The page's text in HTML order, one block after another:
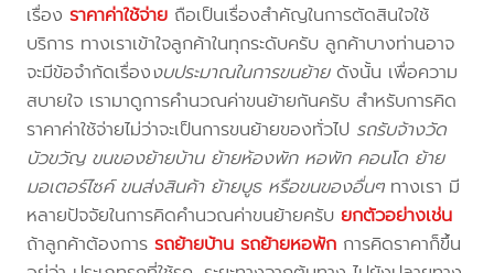
เรื่องราคาค่าใช้จ่าย ถือเป็นเรื่องสำคัญในการตัดสินใจใช้
บริการ ทางเราเข้าใจลูกค้าในทุกระดับครับ ลูกค้าบางท่านอาจ
จะมีข้อจำกัดเรื่องงบประมาณในการขนย้ายดังนั้น เพื่อความ
สบายใจ เรามาดูการคำนวณค่าขนย้ายกันครับ สำหรับการคิด
ราคาค่าใช้จ่ายไม่ว่าจะเป็นการขนย้ายของทั่วไป รถรับจ้างวัด
บัวขวัญ ขนของย้ายบ้าน ย้ายห้องพัก หอพัก คอนโด ย้าย
มอเตอร์ไซค์ ขนส่งสินค้า ย้ายบูธ หรือขนของอื่นๆทางเรา มี
หลายปัจจัยในการคิดคำนวณค่าขนย้ายครับยกตัวอย่างเช่น
ถ้าลูกค้าต้องการรถย้ายบ้าน รถย้ายหอพัก การคิดราคาก็ขึ้น